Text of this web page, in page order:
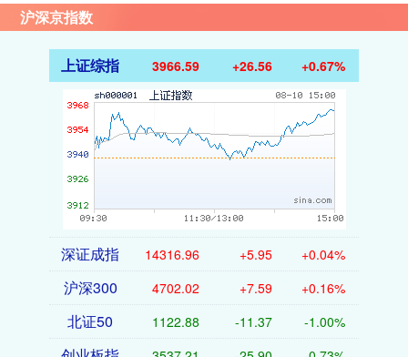
沪深京指数
上证综指 3966.59 +26.56 +0.67%
深证成指 14316.96 +5.95 +0.04%
沪深300 4702.02 +7.59 +0.16%
北证50 1122.88 -11.37 -1.00%